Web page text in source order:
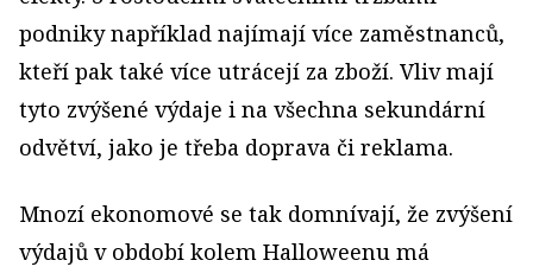
podniky například najímají více zaměstnanců,
kteří pak také více utrácejí za zboží. Vliv mají
tyto zvýšené výdaje i na všechna sekundární
odvětví, jako je třeba doprava či reklama.
Mnozí ekonomové se tak domnívají, že zvýšení
výdajů v období kolem Halloweenu má